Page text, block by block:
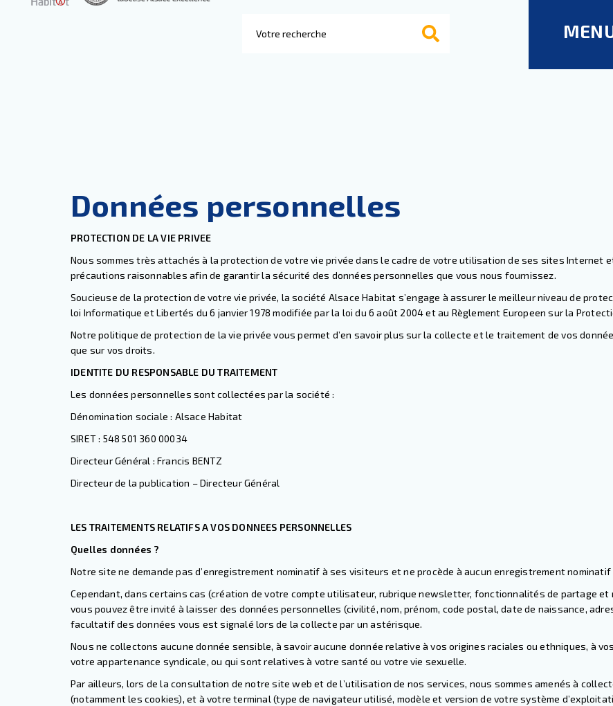
Données personnelles
PROTECTION DE LA VIE PRIVEE
Nous sommes très attachés à la protection de votre vie privée dans le cadre de votre utilisation de ses sites Internet
précautions raisonnables afin de garantir la sécurité des données personnelles que vous nous fournissez.
Soucieuse de la protection de votre vie privée, la société Alsace Habitat s’engage à assurer le meilleur niveau de
loi Informatique et Libertés du 6 janvier 1978 modifiée par la loi du 6 août 2004 et au Règlement Europeen sur la
Notre politique de protection de la vie privée vous permet d’en savoir plus sur la collecte et le traitement de vos
que sur vos droits.
IDENTITE DU RESPONSABLE DU TRAITEMENT
Les données personnelles sont collectées par la société :
Dénomination sociale : Alsace Habitat
SIRET : 548 501 360 00034
Directeur Général : Francis BENTZ
Directeur de la publication – Directeur Général
LES TRAITEMENTS RELATIFS A VOS DONNEES PERSONNELLES
Quelles données ?
Notre site ne demande pas d’enregistrement nominatif à ses visiteurs et ne procède à aucun enregistrement
Cependant, dans certains cas (création de votre compte utilisateur, rubrique newsletter, fonctionnalités de partage
vous pouvez être invité à laisser des données personnelles (civilité, nom, prénom, code postal, date de naissance,
facultatif des données vous est signalé lors de la collecte par un astérisque.
Nous ne collectons aucune donnée sensible, à savoir aucune donnée relative à vos origines raciales ou ethniques, à
votre appartenance syndicale, ou qui sont relatives à votre santé ou votre vie sexuelle.
Par ailleurs, lors de la consultation de notre site web et de l’utilisation de nos services, nous sommes amenés à
(notamment les cookies), et à votre terminal (type de navigateur utilisé, modèle et version de votre système